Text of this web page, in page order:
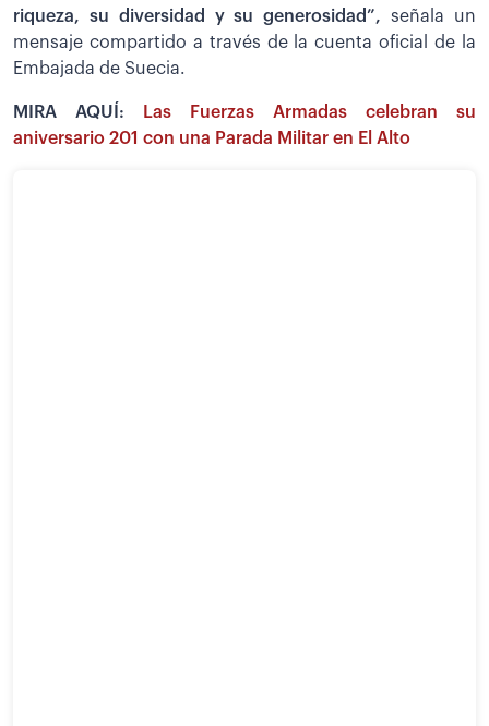
riqueza, su diversidad y su generosidad”,señala un
mensaje compartido a través de la cuenta oficial de la
Embajada de Suecia.
MIRA AQUÍ:
Las Fuerzas Armadas celebran su
aniversario 201 con una Parada Militar en El Alto